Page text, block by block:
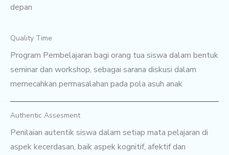
depan
Quality Time
Program Pembelajaran bagi orang tua siswa dalam bentuk
seminar dan workshop, sebagai sarana diskusi dalam
memecahkan permasalahan pada pola asuh anak
Authentic Assesment
Penilaian autentik siswa dalam setiap mata pelajaran di
aspek kecerdasan, baik aspek kognitif, afektif dan